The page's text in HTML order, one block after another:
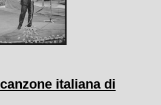
italiana di